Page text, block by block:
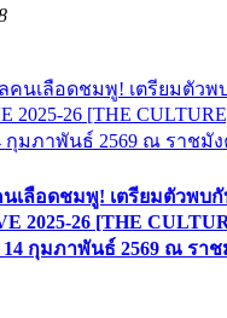
เลือดชมพู! เตรียมตัวพบ
2025-26 [THE
14 กุมภาพันธ์ 2569 ณ รา